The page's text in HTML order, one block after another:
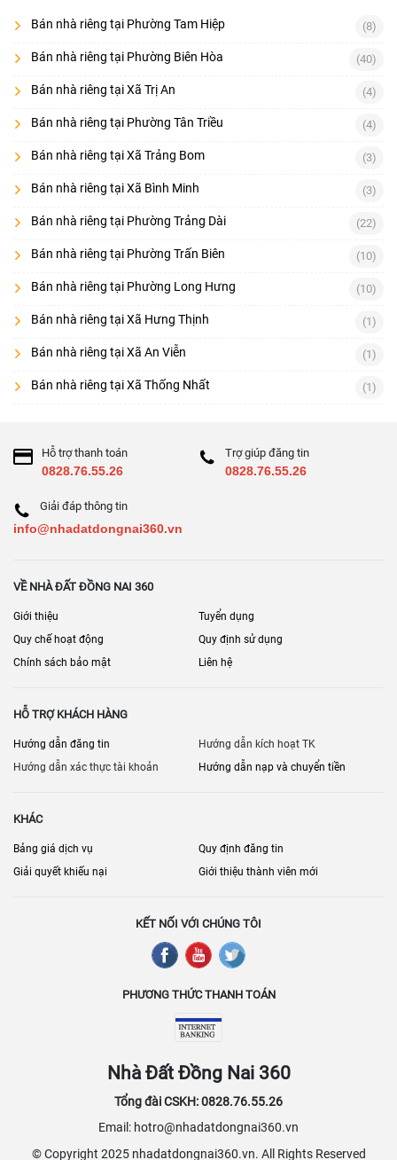
Bán nhà riêng tại Phường Tam Hiệp (8)
Bán nhà riêng tại Phường Biên Hòa (40)
Bán nhà riêng tại Xã Trị An (4)
Bán nhà riêng tại Phường Tân Triều (4)
Bán nhà riêng tại Xã Trảng Bom (3)
Bán nhà riêng tại Xã Bình Minh (3)
Bán nhà riêng tại Phường Trảng Dài (22)
Bán nhà riêng tại Phường Trấn Biên (10)
Bán nhà riêng tại Phường Long Hưng (10)
Bán nhà riêng tại Xã Hưng Thịnh (1)
Bán nhà riêng tại Xã An Viễn (1)
Bán nhà riêng tại Xã Thống Nhất (1)
Hỗ trợ thanh toán
0828.76.55.26
Trợ giúp đăng tin
0828.76.55.26
Giải đáp thông tin
info@nhadatdongnai360.vn
VỀ NHÀ ĐẤT ĐỒNG NAI 360
Giới thiệu
Tuyển dụng
Quy chế hoạt động
Quy định sử dụng
Chính sách bảo mật
Liên hệ
HỖ TRỢ KHÁCH HÀNG
Hướng dẫn đăng tin
Hướng dẫn kích hoạt TK
Hướng dẫn xác thực tài khoản
Hướng dẫn nạp và chuyển tiền
KHÁC
Bảng giá dịch vụ
Quy định đăng tin
Giải quyết khiếu nại
Giới thiệu thành viên mới
KẾT NỐI VỚI CHÚNG TÔI
PHƯƠNG THỨC THANH TOÁN
Nhà Đất Đồng Nai 360
Tổng đài CSKH: 0828.76.55.26
Email: hotro@nhadatdongnai360.vn
© Copyright 2025 nhadatdongnai360.vn. All Rights Reserved